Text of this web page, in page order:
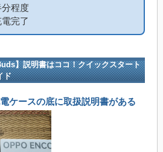
程度
完了
】説明書はココ！クイックスタート
ド
ケースの底に取扱説明書がある